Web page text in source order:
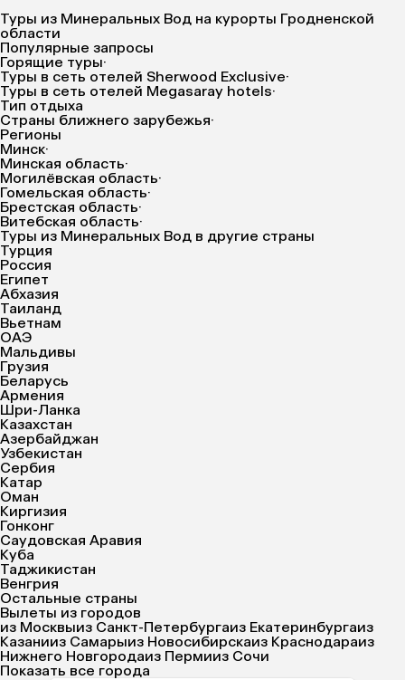
Туры из Минеральных Вод на курорты Гродненской
области
Популярные запросы
Горящие туры·
Туры в сеть отелей Sherwood Exclusive·
Туры в сеть отелей Megasaray hotels·
Тип отдыха
Страны ближнего зарубежья·
Регионы
Минск·
Минская область·
Могилёвская область·
Гомельская область·
Брестская область·
Витебская область·
Туры из Минеральных Вод в другие страны
Турция
Россия
Египет
Абхазия
Таиланд
Вьетнам
ОАЭ
Мальдивы
Грузия
Беларусь
Армения
Шри-Ланка
Казахстан
Азербайджан
Узбекистан
Сербия
Катар
Оман
Киргизия
Гонконг
Саудовская Аравия
Куба
Таджикистан
Венгрия
Остальные страны
Вылеты из городов
из Москвыиз Санкт-Петербургаиз Екатеринбургаиз
Казанииз Самарыиз Новосибирскаиз Краснодараиз
Нижнего Новгородаиз Пермииз Сочи
Показать все города